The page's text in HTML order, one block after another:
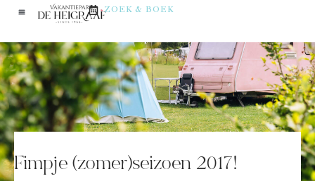
ZOEK & BOEK
Fimpje (zomer)seizoen 2017!